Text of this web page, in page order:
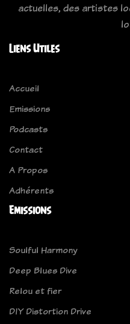
actuelles, des artistes
Liens Utiles
Accueil
Emissions
Podcasts
Contact
A Propos
Adhérents
Emissions
Soulful Harmony
Deep Blues Dive
Relou et fier
DIY Distortion Drive